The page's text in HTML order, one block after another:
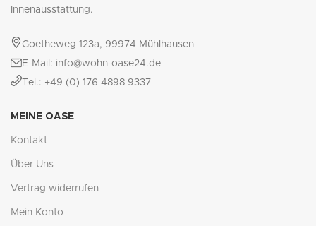
Innenausstattung.
Goetheweg 123a, 99974 Mühlhausen
E-Mail: info@wohn-oase24.de
Tel.: +49 (0) 176 4898 9337
MEINE OASE
Kontakt
Über Uns
Vertrag widerrufen
Mein Konto